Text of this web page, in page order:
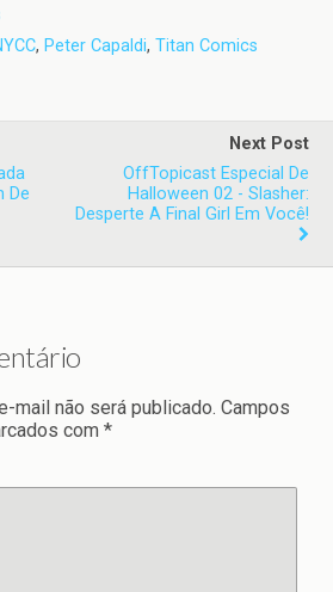
, Peter Capaldi, Titan Comics
De
Next Post
OffTopicast Especial De
Halloween 02 - Slasher:
Desperte A Final Girl Em Você!
mail não será publicado. Campos
com *